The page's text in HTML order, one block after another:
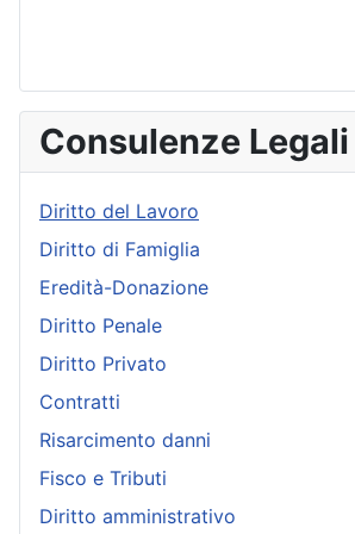
Consulenze
Diritto del Lavoro
Diritto di Famiglia
Eredità-Donazione
Diritto Penale
Diritto Privato
Contratti
Risarcimento danni
Fisco e Tributi
Diritto amministrativo